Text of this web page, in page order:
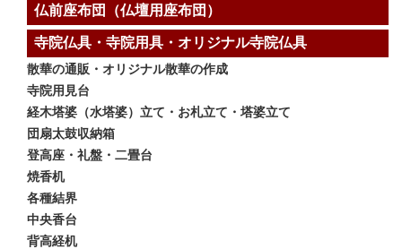
仏前座布団（仏壇用座布団）
寺院仏具・寺院用具・オリジナル寺院仏具
散華の通販・オリジナル散華の作成
寺院用見台
経木塔婆（水塔婆）立て・お札立て・塔婆立て
団扇太鼓収納箱
登高座・礼盤・二畳台
焼香机
各種結界
中央香台
背高経机